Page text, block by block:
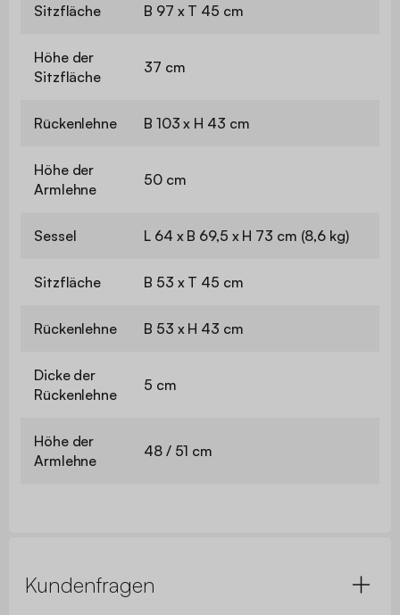
Sitzfläche B 97 x T 45 cm
Höhe der
Sitzfläche
37 cm
Rückenlehne B 103 x H 43 cm
Höhe der
Armlehne
50 cm
Sessel L 64 x B 69,5 x H 73 cm (8,6 kg)
Sitzfläche B 53 x T 45 cm
Rückenlehne B 53 x H 43 cm
Dicke der
Rückenlehne
5 cm
Höhe der
Armlehne
48 / 51 cm
Kundenfragen